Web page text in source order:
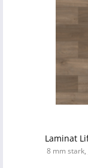
Laminat
8 mm